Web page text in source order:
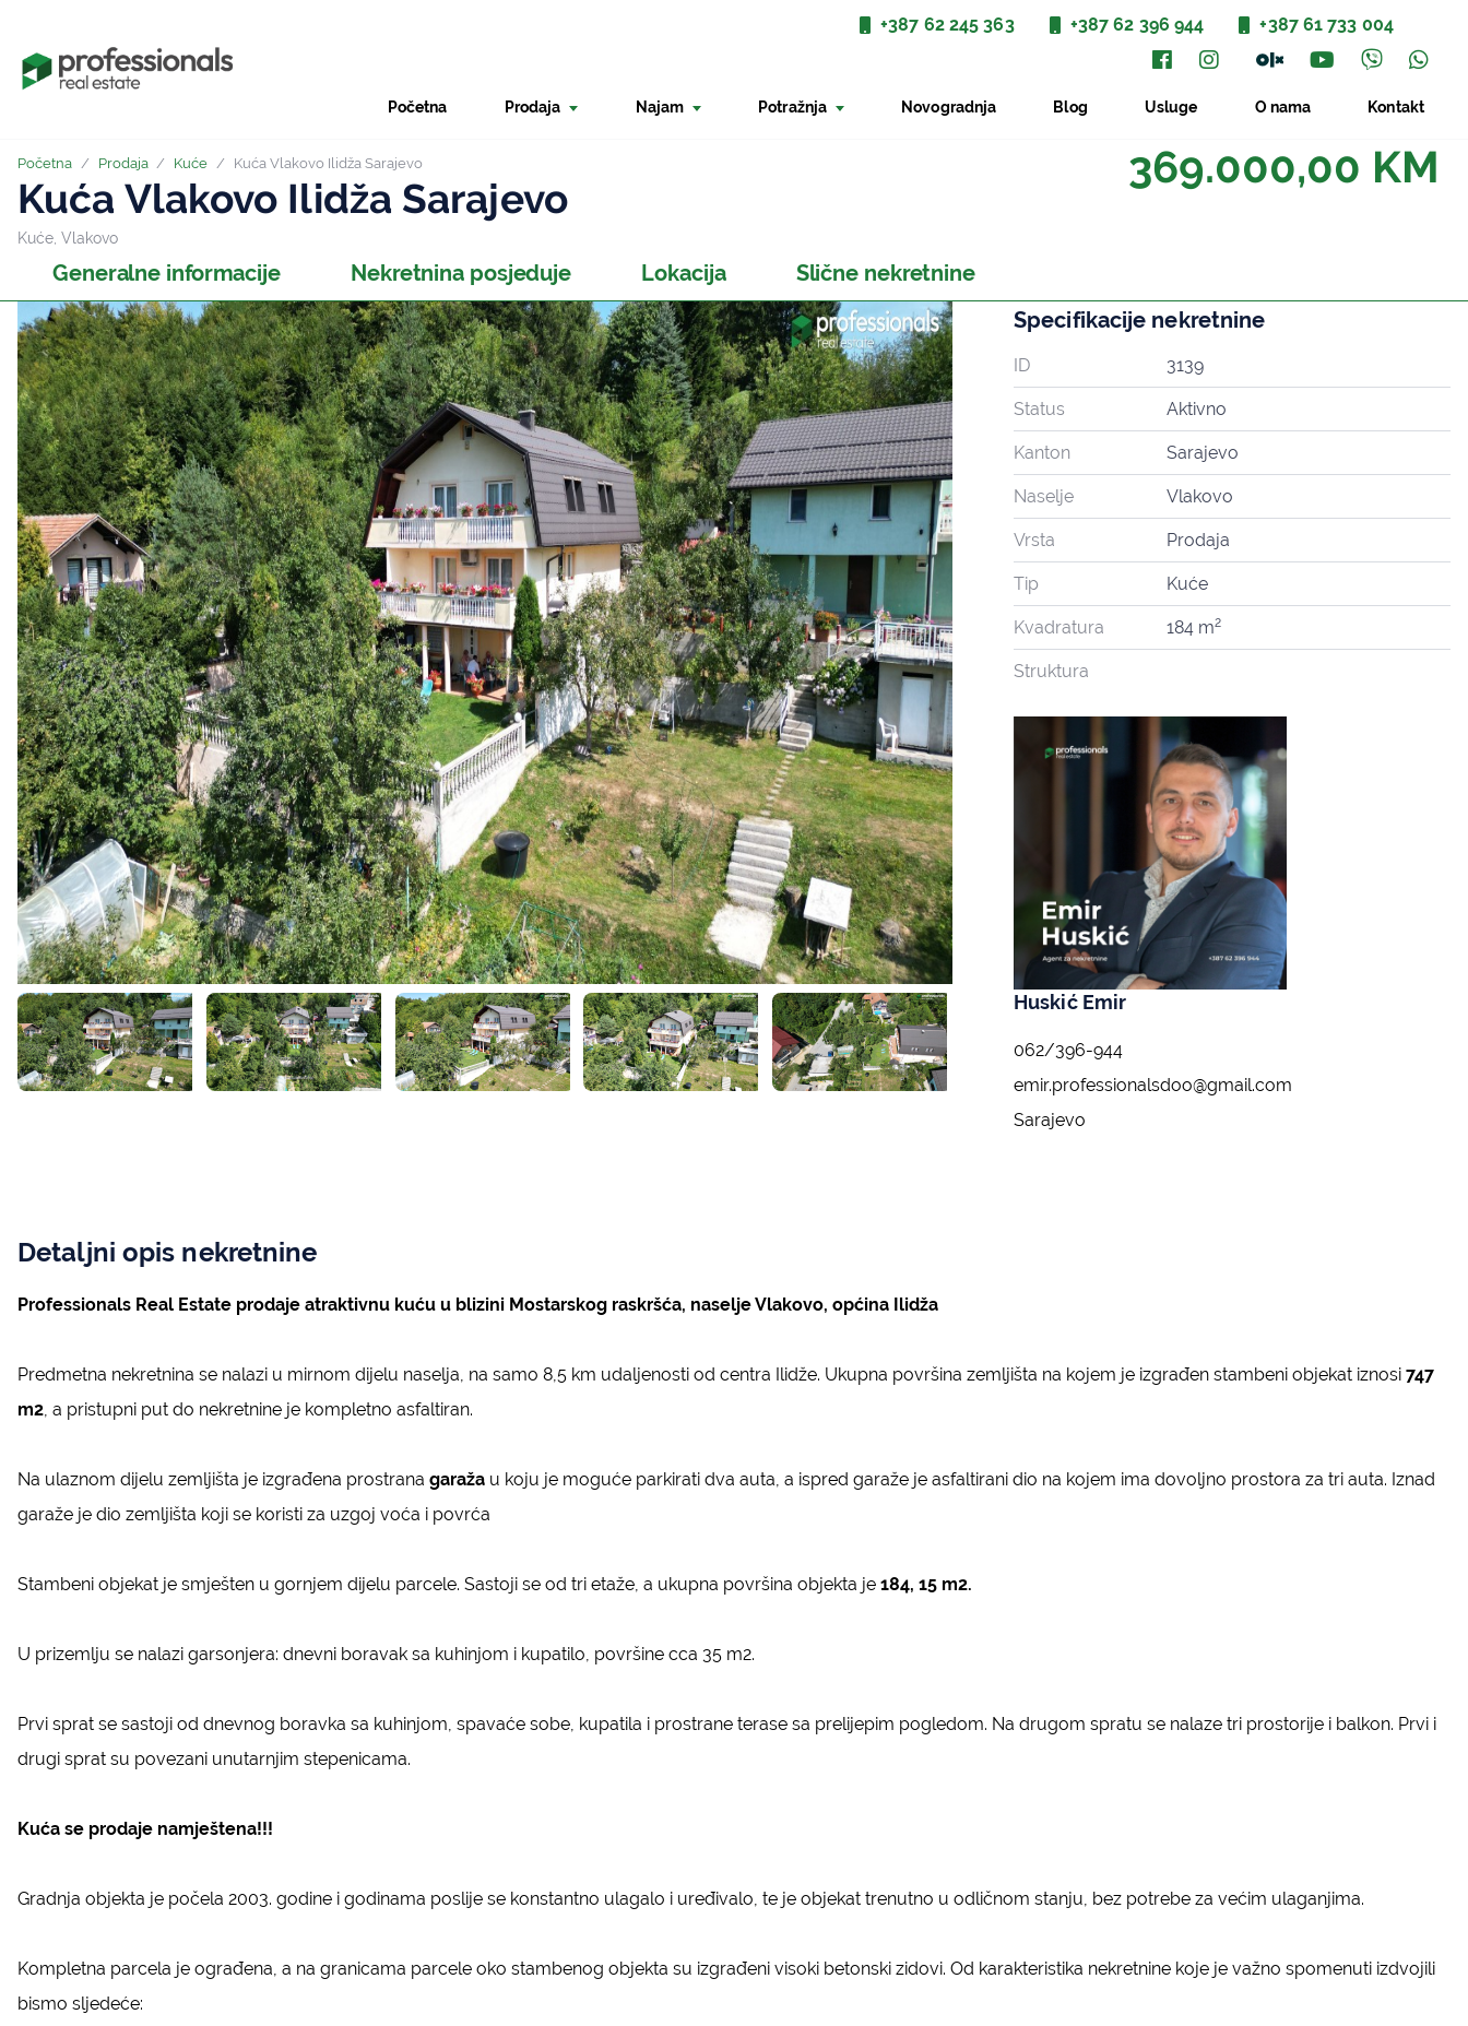
+387 62 245 363 +387 62 396 944 +387 61 733 004
Početna Prodaja Najam Potražnja Novogradnja Blog Usluge O nama Kontakt
Početna / Prodaja / Kuće / Kuća Vlakovo Ilidža Sarajevo
Kuća Vlakovo Ilidža Sarajevo
Kuće, Vlakovo
369.000,00 KM
Generalne informacije Nekretnina posjeduje Lokacija
Slične nekretnine
Specifikacije nekretnine
ID 3139
Status Aktivno
Kanton Sarajevo
Naselje Vlakovo
Vrsta Prodaja
Tip Kuće
Kvadratura 184 m2
Struktura
Huskić Emir
062/396-944
emir.professionalsdoo@gmail.com
Sarajevo
Detaljni opis nekretnine
Professionals Real Estate prodaje atraktivnu kuću u blizini Mostarskog raskršća, naselje Vlakovo, općina Ilidža
Predmetna nekretnina se nalazi u mirnom dijelu naselja, na samo 8,5 km udaljenosti od centra Ilidže. Ukupna površina zemljišta na kojem je izgrađen stambeni objekat iznosi 747
m2, a pristupni put do nekretnine je kompletno asfaltiran.
Na ulaznom dijelu zemljišta je izgrađena prostrana garaža u koju je moguće parkirati dva auta, a ispred garaže je asfaltirani dio na kojem ima dovoljno prostora za tri auta. Iznad
garaže je dio zemljišta koji se koristi za uzgoj voća i povrća
Stambeni objekat je smješten u gornjem dijelu parcele. Sastoji se od tri etaže, a ukupna površina objekta je 184, 15 m2.
U prizemlju se nalazi garsonjera: dnevni boravak sa kuhinjom i kupatilo, površine cca 35 m2.
Prvi sprat se sastoji od dnevnog boravka sa kuhinjom, spavaće sobe, kupatila i prostrane terase sa prelijepim pogledom. Na drugom spratu se nalaze tri prostorije i balkon. Prvi i
drugi sprat su povezani unutarnjim stepenicama.
Kuća se prodaje namještena!!!
Gradnja objekta je počela 2003. godine i godinama poslije se konstantno ulagalo i uređivalo, te je objekat trenutno u odličnom stanju, bez potrebe za većim ulaganjima.
Kompletna parcela je ograđena, a na granicama parcele oko stambenog objekta su izgrađeni visoki betonski zidovi. Od karakteristika nekretnine koje je važno spomenuti izdvojili
bismo sljedeće: